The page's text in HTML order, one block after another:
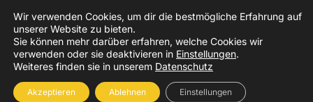
Zum
Inhalt
springen
Suchen
Wir verwenden Cookies, um dir die bestmögliche Erfahrung auf
unserer Website zu bieten.
Sie können mehr darüber erfahren, welche Cookies wir
verwenden oder sie deaktivieren in Einstellungen.
Weiteres finden sie in unserem Datenschutz
Akzeptieren Ablehnen Einstellungen